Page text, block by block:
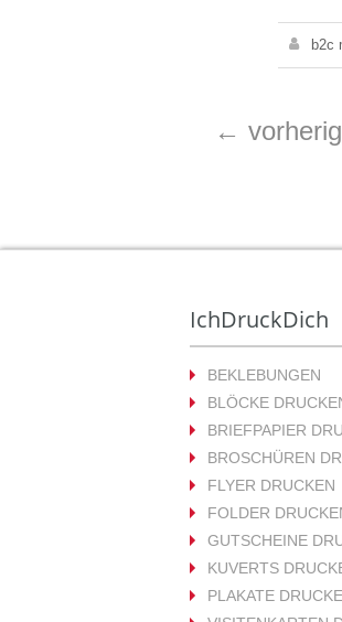
b2c
←
IchDruckDich
BEKLEBUNGEN
BLÖCKE
BRIEFPAPIER
BROSCHÜREN
FLYER DRUCKEN
FOLDER
GUTSCHEINE
KUVERTS
PLAKATE